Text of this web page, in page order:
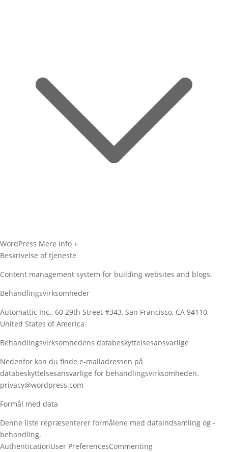
WordPress Mere info +
Beskrivelse af tjeneste
Content management system for building websites and blogs.
Behandlingsvirksomheder
Automattic Inc., 60 29th Street #343, San Francisco, CA 94110,
United States of America
Behandlingsvirksomhedens databeskyttelsesansvarlige
Nedenfor kan du finde e-mailadressen på
databeskyttelsesansvarlige for behandlingsvirksomheden.
privacy@wordpress.com
Formål med data
Denne liste repræsenterer formålene med dataindsamling og -
behandling.
AuthenticationUser PreferencesCommenting